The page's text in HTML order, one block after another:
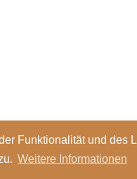
Funktionalität und
Weitere Informationen